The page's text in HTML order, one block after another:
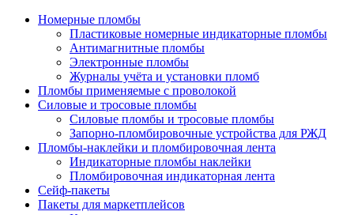
Номерные пломбы
Пластиковые номерные индикаторные пломбы
Антимагнитные пломбы
Электронные пломбы
Журналы учёта и установки пломб
Пломбы применяемые с проволокой
Силовые и тросовые пломбы
Силовые пломбы и тросовые пломбы
Запорно-пломбировочные устройства для РЖД
Пломбы-наклейки и пломбировочная лента
Индикаторные пломбы наклейки
Пломбировочная индикаторная лента
Сейф-пакеты
Пакеты для маркетплейсов